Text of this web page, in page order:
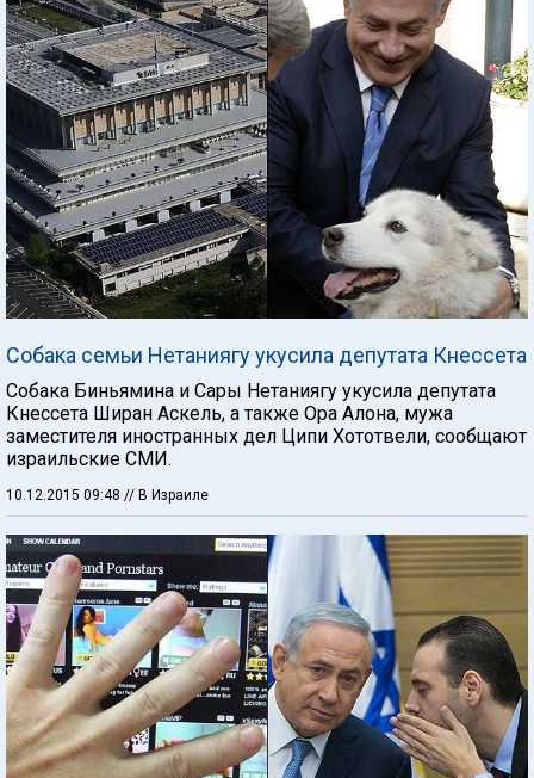
Собака семьи Нетаниягу укусила депутата Кнессета
Собака Биньямина и Сары Нетаниягу укусила депутата
Кнессета Ширан Аскель, а также Ора Алона, мужа
заместителя иностранных дел Ципи Хототвели, сообщают
израильские СМИ.
10.12.2015 09:48 // В Израиле